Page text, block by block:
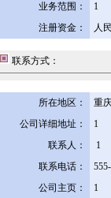
业务范围：
1
注册资金：
人
联系方式：
所在地区：
重
公司详细地址：
1
联系人：
1
联系电话：
公司主页：
1